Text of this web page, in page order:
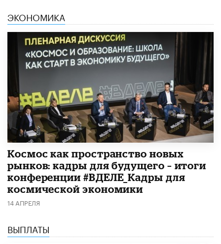
ЭКОНОМИКА
Космос как пространство новых
рынков: кадры для будущего – итоги
конференции #ВДЕЛЕ_Кадры для
космической экономики
14 АПРЕЛЯ
ВЫПЛАТЫ